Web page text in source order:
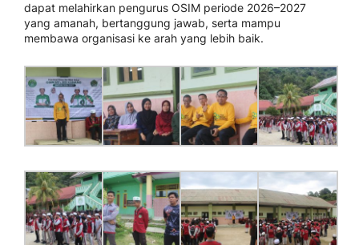
dapat melahirkan pengurus OSIM periode 2026–2027
yang amanah, bertanggung jawab, serta mampu
membawa organisasi ke arah yang lebih baik.